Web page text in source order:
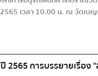
เวลา 10.00 น. ณ วัดเบ
การบรรยายเรื่อง